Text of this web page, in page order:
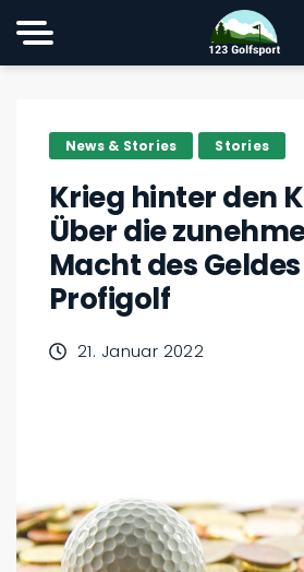
News & Stories Stories
Krieg hinter den
Über die
Macht des
Profigolf
21. Januar 2022